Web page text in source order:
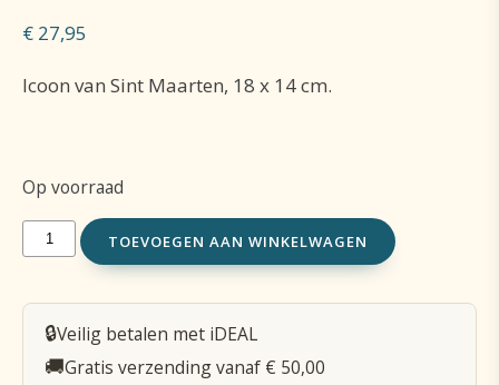
€ 27,95
Icoon van Sint Maarten, 18 x 14 cm.
Op voorraad
Icoon
x
TOEVOEGEN AAN WINKELWAGEN
🔒Veilig betalen met iDEAL
🚚Gratis verzending vanaf € 50,00